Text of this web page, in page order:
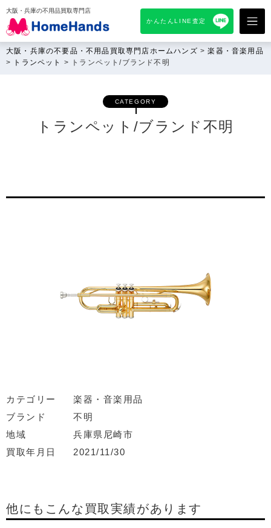
大阪・兵庫の不用品買取専門店
かんたんLINE査定
大阪・兵庫の不要品・不用品買取専門店ホームハンズ >楽器・音楽用品
>
トランペット > トランペット/ブランド不明
CATEGORY
トランペット/ブランド不明
カテゴリー
楽器・音楽用品
ブランド
不明
地域
兵庫県尼崎市
買取年月日
2021/11/30
他にもこんな買取実績があります